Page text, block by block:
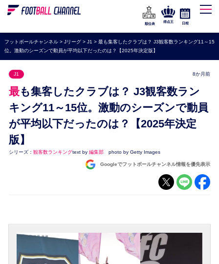
WEリーグ
海外サッカー
プレミアリーグ
セリエA
ブンデスリーガ
UEFA
順位表
得点王 日程
フットボールチャンネル> Jリーグ> J1 > 最も集客したクラブは？ J3観客数ランキング11～15
位。激動のシーズンで動員が平均以下だったのは？【2025年決定版】
J1 8か月前
最も集客したクラブは？ J3観客数ラン
キング11～15位。激動のシーズンで動員
が平均以下だったのは？【2025年決定
版】
シリーズ： 観客数ランキングtext by 編集部 photo by Getty Images
Googleでフットボールチャンネル情報を優先表示